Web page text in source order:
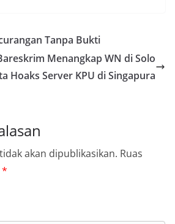
Tanpa Bukti
Menangkap WN di Solo
Hoaks Server KPU di Singapura
akan dipublikasikan. Ruas
*